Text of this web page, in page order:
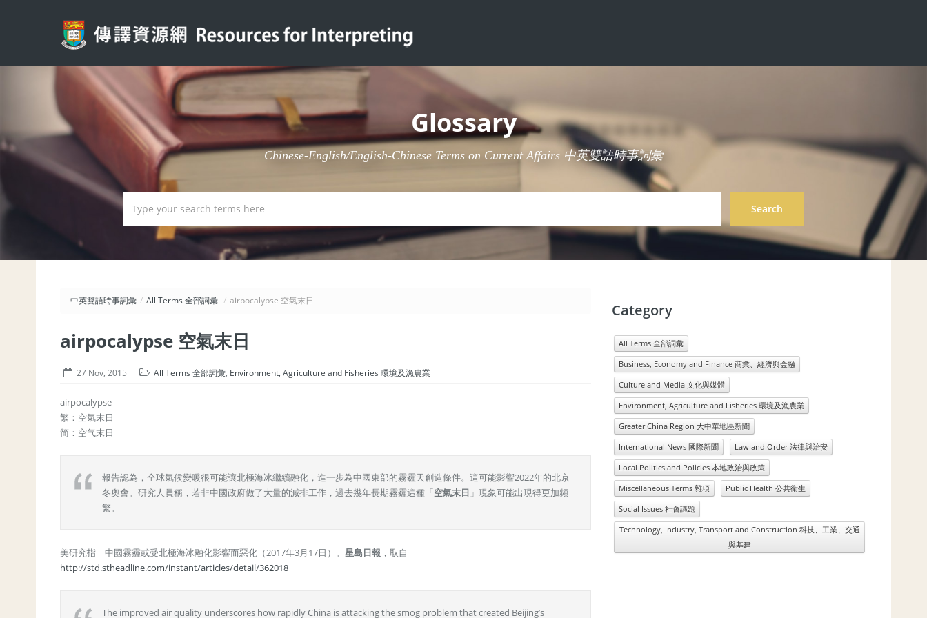
Glossary
Chinese-English/English-Chinese Terms on Current Affairs 中英雙語時事詞彙
中英雙語時事詞彙 / All Terms 全部詞彙 / airpocalypse 空氣末日
airpocalypse 空氣末日
27 Nov, 2015 All Terms 全部詞彙, Environment, Agriculture and Fisheries 環境及漁農業
airpocalypse
繁：空氣末日
简：空气末日
報告認為，全球氣候變暖很可能讓北極海冰繼續融化，進一步為中國東部的霧霾天創造條件。這可能影響2022年的北京
冬奧會。研究人員稱，若非中國政府做了大量的減排工作，過去幾年長期霧霾這種「空氣末日 」現象可能出現得更加頻
繁。
美研究指 中國霧霾或受北極海冰融化影響而惡化（2017年3月17日）。 星島日報 ，取自
http://std.stheadline.com/instant/articles/detail/362018
The improved air quality underscores how rapidly China is attacking the smog problem that created Beijing’s
Category
All Terms 全部詞彙
Business, Economy and Finance 商業、經濟與金融
Culture and Media 文化與媒體
Environment, Agriculture and Fisheries 環境及漁農業
Greater China Region 大中華地區新聞
International News 國際新聞
Law and Order 法律與治安
Local Politics and Policies 本地政治與政策
Miscellaneous Terms 雜項
Public Health 公共衛生
Social Issues 社會議題
Technology, Industry, Transport and Construction 科技、工業、交通
與基建